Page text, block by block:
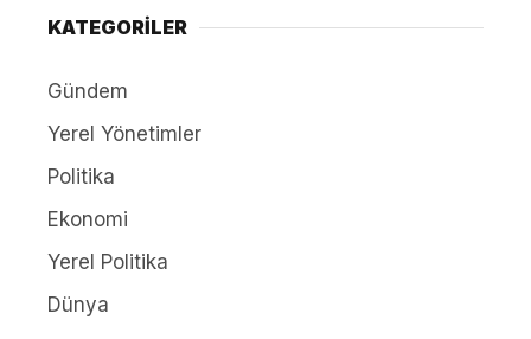
KATEGORİLER
Gündem
Yerel Yönetimler
Politika
Ekonomi
Yerel Politika
Dünya